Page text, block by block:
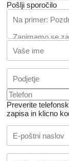
Pošlji sporočilo
Preverite
zapisa in klicno